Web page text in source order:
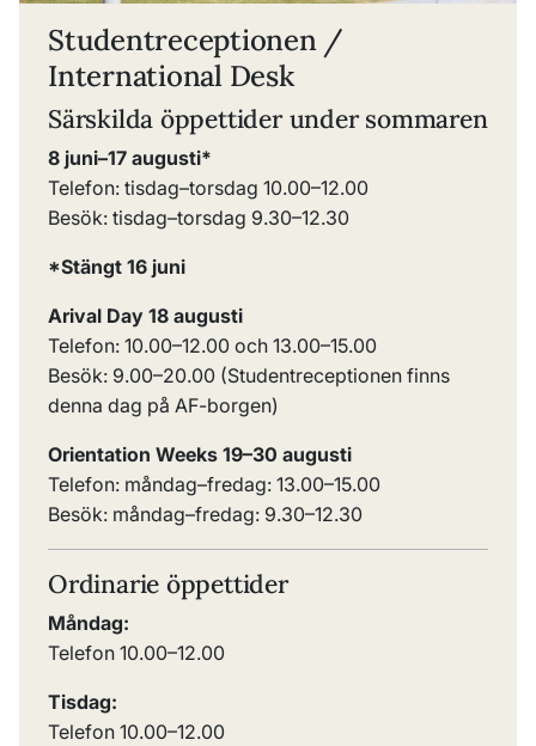
Studentreceptionen /
International Desk
Särskilda öppettider under sommaren
8 juni–17 augusti*
Telefon: tisdag–torsdag 10.00–12.00
Besök: tisdag–torsdag 9.30–12.30
*Stängt 16 juni
Arival Day 18 augusti
Telefon: 10.00–12.00 och 13.00–15.00
Besök: 9.00–20.00 (Studentreceptionen finns
denna dag på AF-borgen)
Orientation Weeks 19–30 augusti
Telefon: måndag–fredag: 13.00–15.00
Besök: måndag–fredag: 9.30–12.30
Ordinarie öppettider
Måndag:
Telefon 10.00–12.00
Tisdag:
Telefon 10.00–12.00